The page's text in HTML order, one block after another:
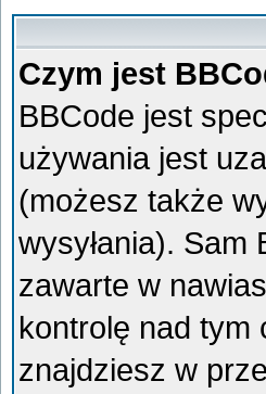
Czym jest
BBCode jest
używania jest
(możesz także
wysyłania).
zawarte w
kontrolę nad tym
znajdziesz w